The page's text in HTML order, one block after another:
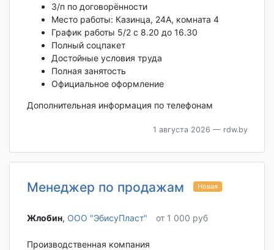
З/п по договорённости
Место работы: Казинца, 24А, комната 4
График работы 5/2 с 8.20 до 16.30
Полный соцпакет
Достойные условия труда
Полная занятость
Официальное оформление
Дополнительная информация по телефонам
1 августа 2026 — rdw.by
Менеджер по продажам Новая
Жлобин‎, ООО "ЭбисуПласт" от 1 000 руб
Производственная компания